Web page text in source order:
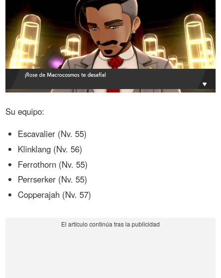
Su equipo:
Escavalier (Nv. 55)
Klinklang (Nv. 56)
Ferrothorn (Nv. 55)
Perrserker (Nv. 55)
Copperajah (Nv. 57)